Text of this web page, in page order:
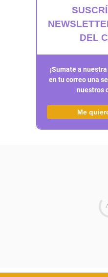
DEL
¡Sumate a
en tu correo una
nuestros
Me